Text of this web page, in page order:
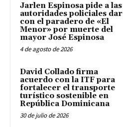
Jarlen Espinosa pide a las
autoridades policiales dar
con el paradero de «El
Menor» por muerte del
mayor José Espinosa
4 de agosto de 2026
David Collado firma
acuerdo con la ITF para
fortalecer el transporte
turístico sostenible en
República Dominicana
30 de julio de 2026